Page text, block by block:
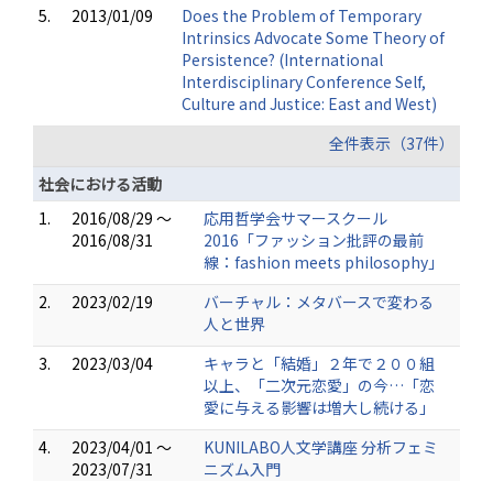
5. 2013/01/09
Does the Problem of Temporary
Intrinsics Advocate Some Theory of
Persistence? (International
Interdisciplinary Conference Self,
Culture and Justice: East and West)
全件表示（37件）
社会における活動
1.
2016/08/29 ～
2016/08/31
応用哲学会サマースクール
2016「ファッション批評の最前
線：fashion meets philosophy」
2.
2023/02/19
バーチャル：メタバースで変わる
人と世界
3.
2023/03/04
キャラと「結婚」２年で２００組
以上、「二次元恋愛」の今…「恋
愛に与える影響は増大し続ける」
4.
2023/04/01 ～
2023/07/31
KUNILABO人文学講座 分析フェミ
ニズム入門